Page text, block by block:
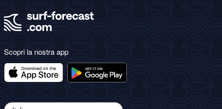
Scopri la nostra app